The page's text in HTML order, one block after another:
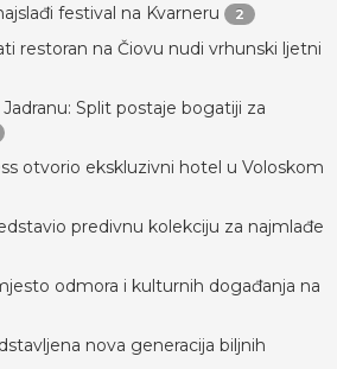
festival na Kvarneru 2
restoran na Čiovu nudi vrhunski ljetni
Split postaje bogatiji za
otvorio ekskluzivni hotel u Voloskom
predivnu kolekciju za najmlađe
odmora i kulturnih događanja na
nova generacija biljnih